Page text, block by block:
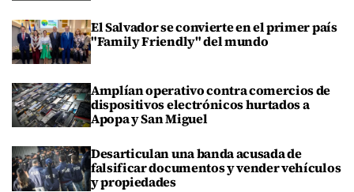
El Salvador se convierte en el primer país
"Family Friendly" del mundo
Amplían operativo contra comercios de
dispositivos electrónicos hurtados a
Apopa y San Miguel
Desarticulan una banda acusada de
falsificar documentos y vender vehículos
y propiedades